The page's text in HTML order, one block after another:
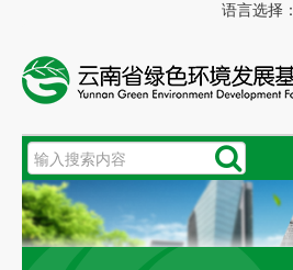
语言选择：
网站首页
新闻动态